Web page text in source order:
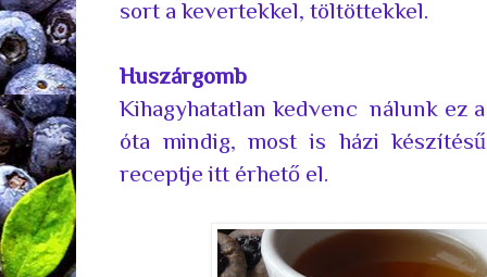
sort a kevertekkel, töltöttekkel.
Huszárgomb
Kihagyhatatlan kedvenc nálunk ez
óta mindig, most is házi
receptjeitt érhető el.